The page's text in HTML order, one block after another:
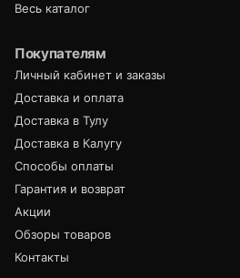
Весь каталог
Покупателям
Личный кабинет и заказы
Доставка и оплата
Доставка в Тулу
Доставка в Калугу
Способы оплаты
Гарантия и возврат
Акции
Обзоры товаров
Контакты